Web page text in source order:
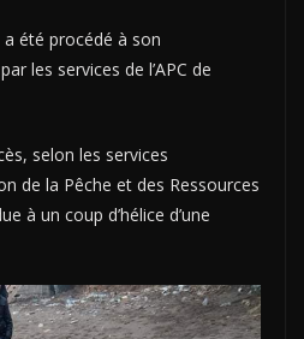
été procédé à son
les services de l’APC de
selon les services
de la Pêche et des Ressources
à un coup d’hélice d’une